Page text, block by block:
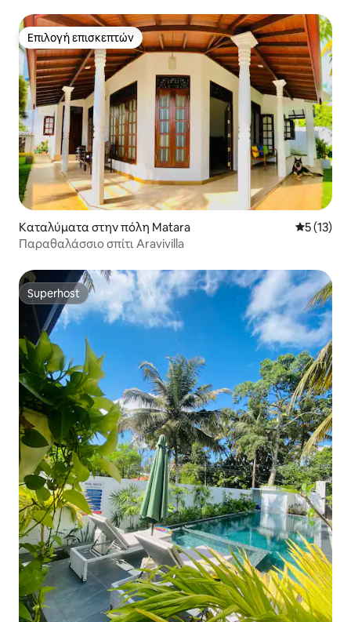
Επιλογή επισκεπτών
Επιλογή επισκεπτών
Καταλύματα στην πόλη Matara Μέση
5 (13)
Παραθαλάσσιο σπίτι Aravivilla
Superhost
Superhost